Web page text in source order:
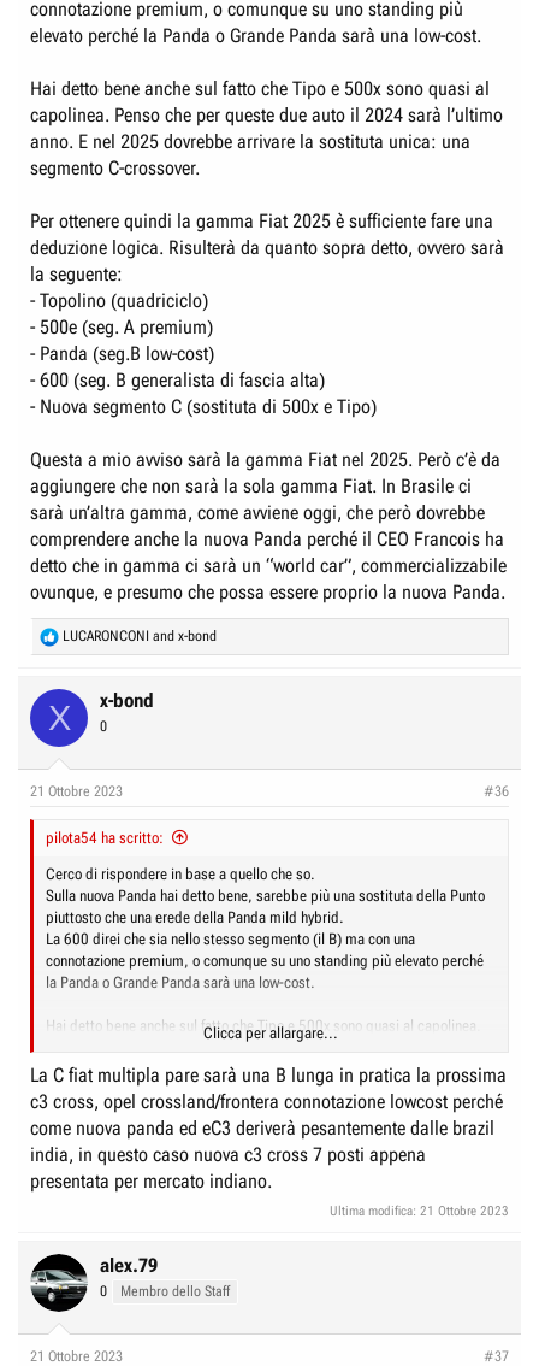
connotazione premium, o comunque su uno standing più
elevato perché la Panda o Grande Panda sarà una low-cost.
Hai detto bene anche sul fatto che Tipo e 500x sono quasi al
capolinea. Penso che per queste due auto il 2024 sarà l’ultimo
anno. E nel 2025 dovrebbe arrivare la sostituta unica: una
segmento C-crossover.
Per ottenere quindi la gamma Fiat 2025 è sufficiente fare una
deduzione logica. Risulterà da quanto sopra detto, ovvero sarà
la seguente:
- Topolino (quadriciclo)
- 500e (seg. A premium)
- Panda (seg.B low-cost)
- 600 (seg. B generalista di fascia alta)
- Nuova segmento C (sostituta di 500x e Tipo)
Questa a mio avviso sarà la gamma Fiat nel 2025. Però c’è da
aggiungere che non sarà la sola gamma Fiat. In Brasile ci
sarà un’altra gamma, come avviene oggi, che però dovrebbe
comprendere anche la nuova Panda perché il CEO Francois ha
detto che in gamma ci sarà un “world car”, commercializzabile
ovunque, e presumo che possa essere proprio la nuova Panda.
R
e
t
s
LUCARONCONI and x-bond
X x-bond
0
21 Ottobre 2023 #36
pilota54 ha scritto:
Cerco di rispondere in base a quello che so.
Sulla nuova Panda hai detto bene, sarebbe più una sostituta della Punto
piuttosto che una erede della Panda mild hybrid.
La 600 direi che sia nello stesso segmento (il B) ma con una
connotazione premium, o comunque su uno standing più elevato perché
la Panda o Grande Panda sarà una low-cost.
Hai detto bene anche sul fatto che Tipo e 500x sono quasi al capolinea.
Penso che per queste due auto il 2024 sarà l’ultimo anno. E nel 2025
dovrebbe arrivare la sostituta unica: una segmento C-crossover.
Per ottenere quindi la gamma Fiat 2025 è sufficiente fare una deduzione
logica. Risulterà da quanto sopra detto, ovvero sarà la seguente:
- Topolino (quadriciclo)
- 500e (seg. A premium)
Questa a mio avviso sarà la gamma Fiat nel 2025. Però c’è da
aggiungere che non sarà la sola gamma Fiat. In Brasile ci sarà un’altra
gamma, come avviene oggi, che però dovrebbe comprendere anche la
nuova Panda perché il CEO Francois ha detto che in gamma ci sarà un
Clicca per allargare...
La C fiat multipla pare sarà una B lunga in pratica la prossima
c3 cross, opel crossland/frontera connotazione lowcost perché
come nuova panda ed eC3 deriverà pesantemente dalle brazil
india, in questo caso nuova c3 cross 7 posti appena
presentata per mercato indiano.
Ultima modifica: 21 Ottobre 2023
alex.79
0 Membro dello Staff
21 Ottobre 2023 #37